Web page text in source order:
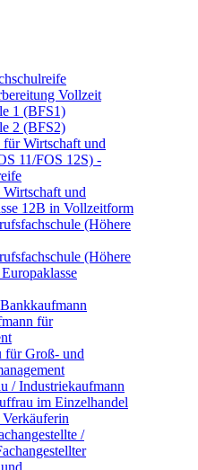
Vollzeit
1 (BFS1)
2 (BFS2)
für Wirtschaft und
11/FOS 12S) -
Wirtschaft und
12B in Vollzeitform
(Höhere
(Höhere
für
für Groß- und
/ Industriekaufmann
im Einzelhandel
/